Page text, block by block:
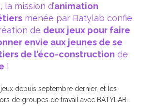
mission d’animation
menée par Batylab confie
de deux jeux pour faire
envie aux jeunes de se
de l’éco-construction de
!
depuis septembre dernier, et les
de groupes de travail avec BATYLAB.